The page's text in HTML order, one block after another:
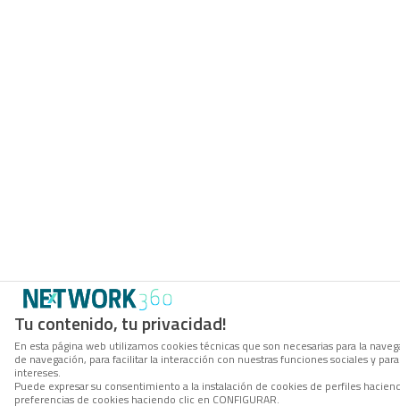
Tu contenido, tu privacidad!
En esta página web utilizamos cookies técnicas que son necesarias para la
de navegación, para facilitar la interacción con nuestras funciones sociales y
intereses.
Puede expresar su consentimiento a la instalación de cookies de perfiles
preferencias de cookies haciendo clic en CONFIGURAR.